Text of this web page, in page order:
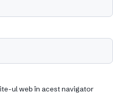
ul web în acest navigator